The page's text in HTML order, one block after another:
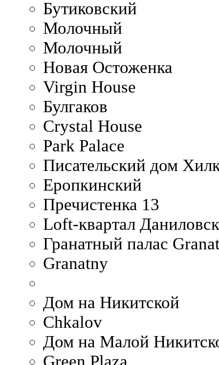
Бутиковский
Молочный
Молочный
Новая Остоженка
Virgin House
Булгаков
Crystal House
Park Palace
Писательский дом
Еропкинский
Пречистенка 13
Loft-квартал
Гранатный палас
Granatny
Дом на Никитской
Chkalov
Дом на Малой